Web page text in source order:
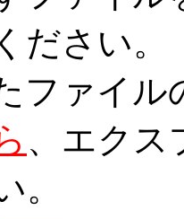
ださい。
ファイル
、エクス
。